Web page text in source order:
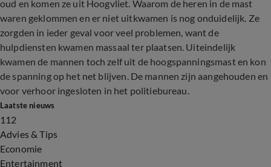
oud en komen ze uit Hoogvliet. Waarom de heren in de mast
waren geklommen en er niet uitkwamen is nog onduidelijk. Ze
zorgden in ieder geval voor veel problemen, want de
hulpdiensten kwamen massaal ter plaatsen. Uiteindelijk
kwamen de mannen toch zelf uit de hoogspanningsmast en kon
de spanning op het net blijven. De mannen zijn aangehouden en
voor verhoor ingesloten in het politiebureau.
Laatste nieuws
112
Advies & Tips
Economie
Entertainment